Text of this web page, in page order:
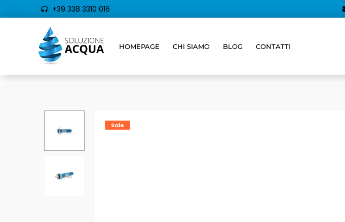
+39 338 3310 016
HOMEPAGE CHI SIAMO BLOG CONTATTI
Sale